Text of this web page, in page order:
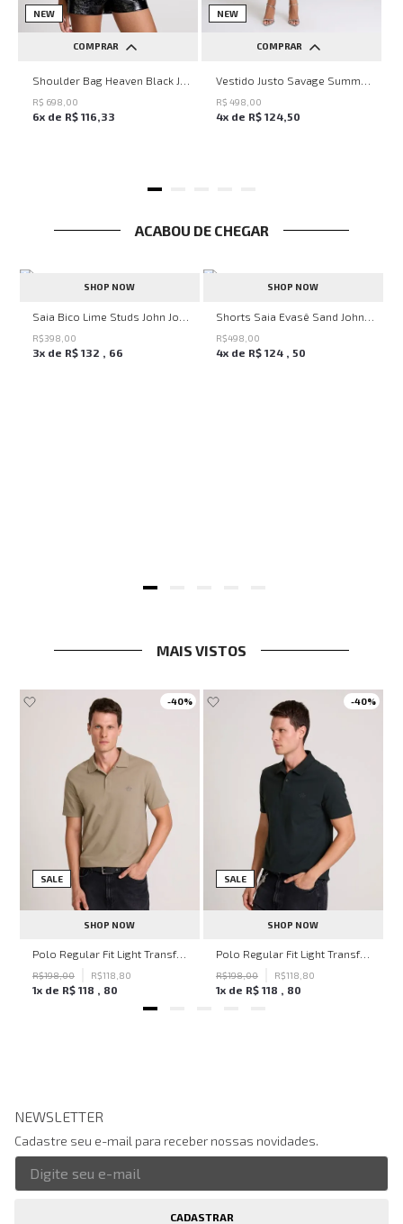
NEW
COMPRAR
UN
R$ 698 00
6x de R$ 116 33
NEW
COMPRAR
PP P M G
R$ 498 00
4x de R$ 124 50
ACABOU DE CHEGAR
SHOP NOW
R$398 00
3x de R$ 132 66
SHOP NOW
R$498 00
4x de R$ 124 50
MAIS VISTOS
-40%
SALE
SHOP NOW
Polo Regular Fit Light Transfer Bege Médio John John Masculina
R$198,00 R$118 80
1x de R$ 118 80
-40%
SALE
SHOP NOW
Polo Regular Fit Light Transfer Verde Escuro John John Masculina
R$198,00 R$118 80
1x de R$ 118 80
NEWSLETTER
Cadastre seu e-mail para receber nossas novidades.
CADASTRAR